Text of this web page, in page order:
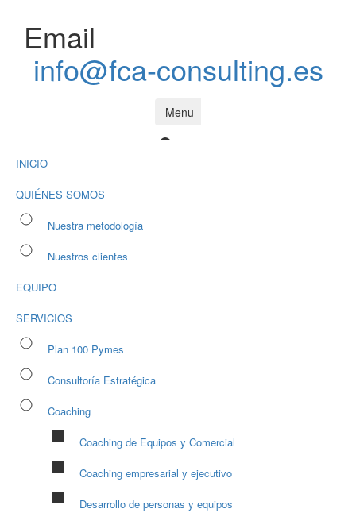
Email
info@fca-consulting.es
Menu
INICIO
QUIÉNES SOMOS
Nuestra metodología
Nuestros clientes
EQUIPO
SERVICIOS
Plan 100 Pymes
Consultoría Estratégica
Coaching
Coaching de Equipos y Comercial
Coaching empresarial y ejecutivo
Desarrollo de personas y equipos